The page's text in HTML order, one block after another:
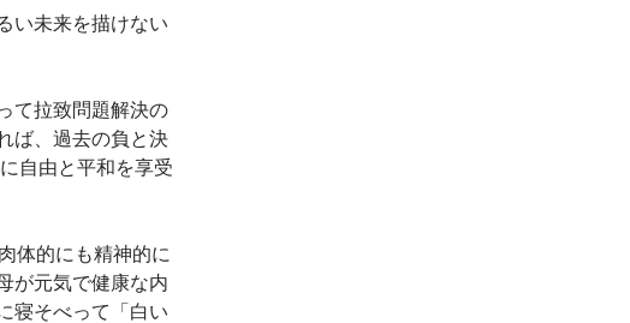
い未来を描けない
て拉致問題解決の
ば、過去の負と決
自由と平和を享受
体的にも精神的に
が元気で健康な内
寝そべって「白い